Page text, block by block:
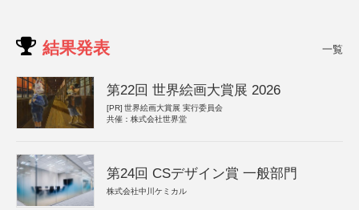
結果発表 一覧
第22回 世界絵画大賞展 2026
[PR] 世界絵画大賞展 実行委員会
共催：株式会社世界堂
第24回 CSデザイン賞 一般部門
株式会社中川ケミカル